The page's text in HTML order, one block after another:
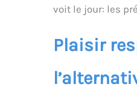
voit le jour: les
Plaisir